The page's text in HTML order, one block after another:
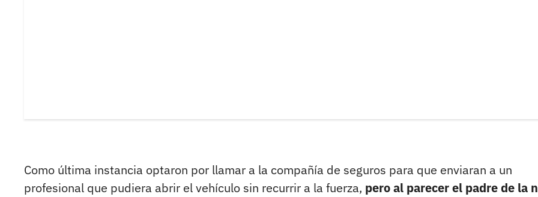
Como última instancia optaron por llamar a la compañía de seguros para que enviaran a un
profesional que pudiera abrir el vehículo sin recurrir a la fuerza, pero al parecer el padre de la